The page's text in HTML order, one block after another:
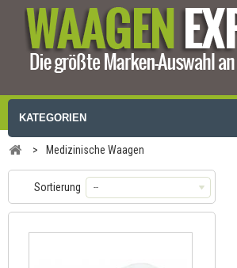
KATEGORIEN
> Medizinische Waagen
Sortierung --